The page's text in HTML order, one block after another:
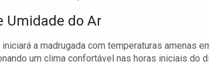
Umidade do Ar
iniciará a madrugada com temperaturas amenas
um clima confortável nas horas iniciais do